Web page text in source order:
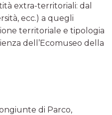
extra-territoriali: dal
ecc.) a quegli
territoriale e tipologia
dell’Ecomuseo della
di Parco,